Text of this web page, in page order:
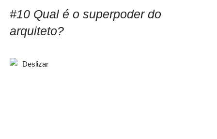
#10 Qual é o superpoder do
arquiteto?
Deslizar